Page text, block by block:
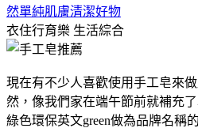
然單純肌膚清潔好物
衣住行育樂 生活綜合
現在有不少人喜歡使用手工皂來
然，像我們家在端午節前就補充
綠色環保英文green做為品牌名稱